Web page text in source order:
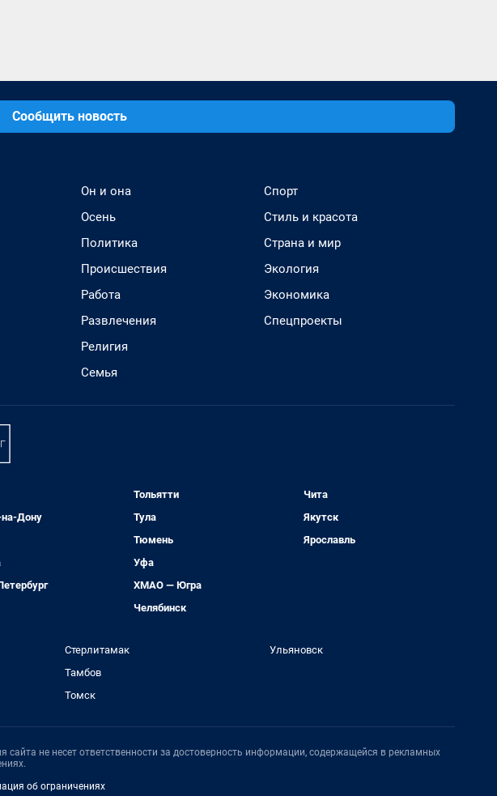
Сообщить новость
Он и она
Осень
Политика
Происшествия
Работа
Развлечения
Религия
Семья
Спорт
Стиль и красота
Страна и мир
Экология
Экономика
Спецпроекты
Дону
Тольятти
Тула
Тюмень
Уфа
ХМАО — Югра
Челябинск
Чита
Якутск
Ярославль
Стерлитамак
Тамбов
Томск
Ульяновск
сайта не несет ответственности за достоверность информации, содержащейся в рекламных
об ограничениях